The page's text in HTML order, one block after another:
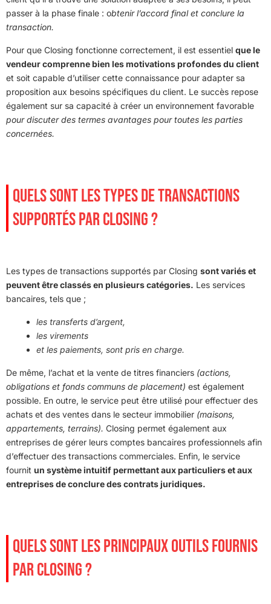
passer à la phase finale : obtenir l’accord final et conclure la
transaction.
Pour que Closing fonctionne correctement, il est essentiel que le
vendeur comprenne bien les motivations profondes du client
et soit capable d’utiliser cette connaissance pour adapter sa
proposition aux besoins spécifiques du client. Le succès repose
également sur sa capacité à créer un environnement favorable
pour discuter des termes avantages pour toutes les parties
concernées.
QUELS SONT LES TYPES DE TRANSACTIONS
SUPPORTÉS PAR CLOSING ?
Les types de transactions supportés par Closing sont variés et
peuvent être classés en plusieurs catégories. Les services
bancaires, tels que ;
les transferts d’argent,
les virements
et les paiements, sont pris en charge.
De même, l’achat et la vente de titres financiers (actions,
obligations et fonds communs de placement) est également
possible. En outre, le service peut être utilisé pour effectuer des
achats et des ventes dans le secteur immobilier (maisons,
appartements, terrains). Closing permet également aux
entreprises de gérer leurs comptes bancaires professionnels afin
d’effectuer des transactions commerciales. Enfin, le service
fournit un système intuitif permettant aux particuliers et aux
entreprises de conclure des contrats juridiques.
QUELS SONT LES PRINCIPAUX OUTILS FOURNIS
PAR CLOSING ?